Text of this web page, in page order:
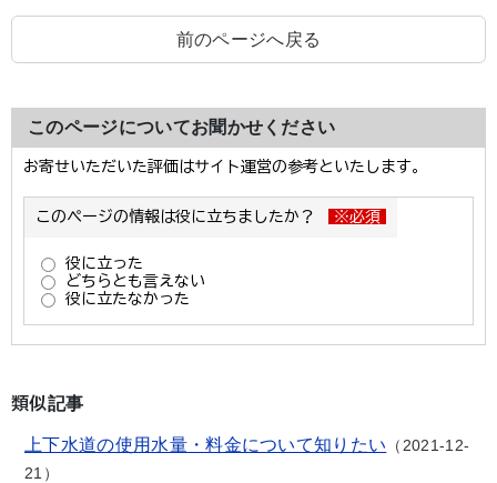
前のページへ戻る
このページについてお聞かせください
類似記事
上下水道の使用水量・料金について知りたい
2021-12-
21